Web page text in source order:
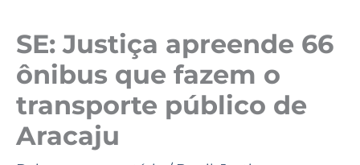
SE: Justiça apreende 66
ônibus que fazem o
transporte público de
Aracaju
a
r